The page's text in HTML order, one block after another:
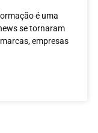
é uma
se tornaram
empresas